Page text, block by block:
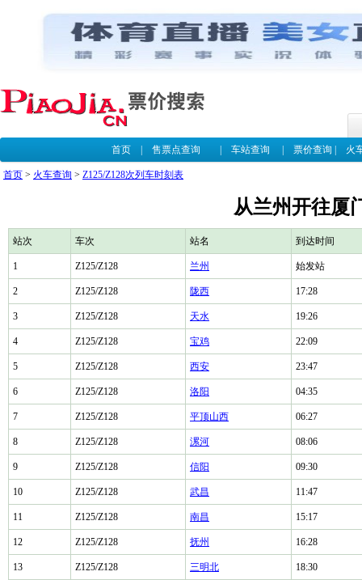
首页| 售票点查询 车站查询 票价查询 火
首页 > 火车查询 > Z125/Z128次列车时刻表
从兰州开往厦
站次 车次 站名 到达时间
1 Z125/Z128 兰州 始发站
2 Z125/Z128 陇西 17:28
3 Z125/Z128 天水 19:26
4 Z125/Z128 宝鸡 22:09
5 Z125/Z128 西安 23:47
6 Z125/Z128 洛阳 04:35
7 Z125/Z128 平顶山西 06:27
8 Z125/Z128 漯河 08:06
9 Z125/Z128 信阳 09:30
10 Z125/Z128 武昌 11:47
11 Z125/Z128 南昌 15:17
12 Z125/Z128 抚州 16:28
13 Z125/Z128 三明北 18:30